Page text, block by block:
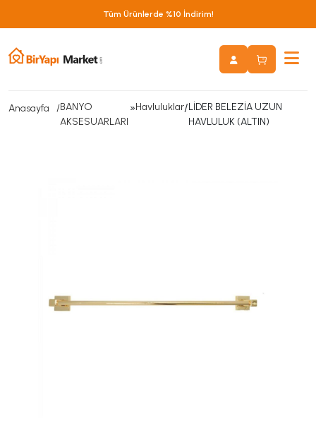
Tüm Ürünlerde %10 İndirim!
Anasayfa
BANYO
AKSESUARLARI
»Havluluklar/LİDER BELEZİA UZUN
HAVLULUK (ALTIN)